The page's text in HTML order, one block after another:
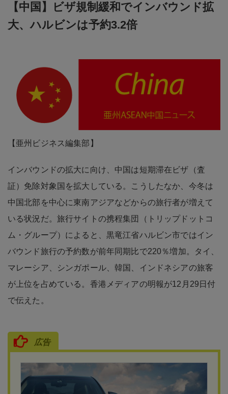
【中国】ビザ規制緩和でインバウンド拡
大、ハルビンは予約3.2倍
【亜州ビジネス編集部】
インバウンドの拡大に向け、中国は短期滞在ビザ（査
証）免除対象国を拡大している。こうしたなか、今冬は
中国北部を中心に東南アジアなどからの旅行者が増えて
いる状況だ。旅行サイトの携程集団（トリップドットコ
ム・グループ）によると、黒竜江省ハルビン市ではイン
バウンド旅行の予約数が前年同期比で220％増加。タイ、
マレーシア、シンガポール、韓国、インドネシアの旅客
が上位を占めている。香港メディアの明報が12月29日付
で伝えた。
広告